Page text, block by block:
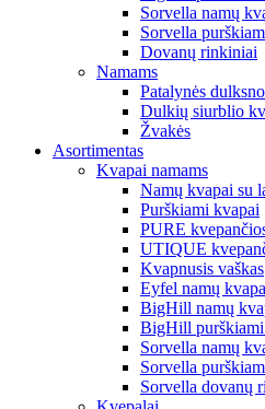
Sorvella namų
Sorvella
Dovanų rinkiniai
Namams
Patalynės
Dulkių siurblio
Žvakės
Asortimentas
Kvapai namams
Namų kvapai su
Purškiami kvapai
PURE
UTIQUE
Kvapnusis vaškas
Eyfel namų
BigHill namų
BigHill
Sorvella namų
Sorvella
Sorvella dovanų